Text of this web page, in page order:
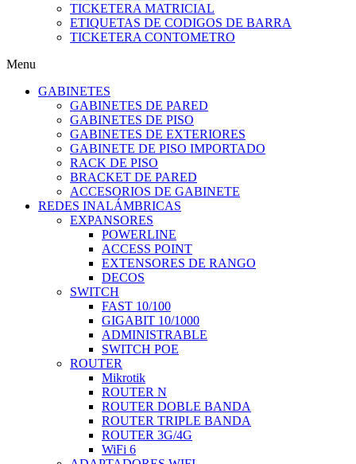
TICKETERA MATRICIAL
ETIQUETAS DE CODIGOS DE BARRA
TICKETERA CONTOMETRO
Menu
GABINETES
GABINETES DE PARED
GABINETES DE PISO
GABINETES DE EXTERIORES
GABINETE DE PISO IMPORTADO
RACK DE PISO
BRACKET DE PARED
ACCESORIOS DE GABINETE
REDES INALÁMBRICAS
EXPANSORES
POWERLINE
ACCESS POINT
EXTENSORES DE RANGO
DECOS
SWITCH
FAST 10/100
GIGABIT 10/1000
ADMINISTRABLE
SWITCH POE
ROUTER
Mikrotik
ROUTER N
ROUTER DOBLE BANDA
ROUTER TRIPLE BANDA
ROUTER 3G/4G
WiFi 6